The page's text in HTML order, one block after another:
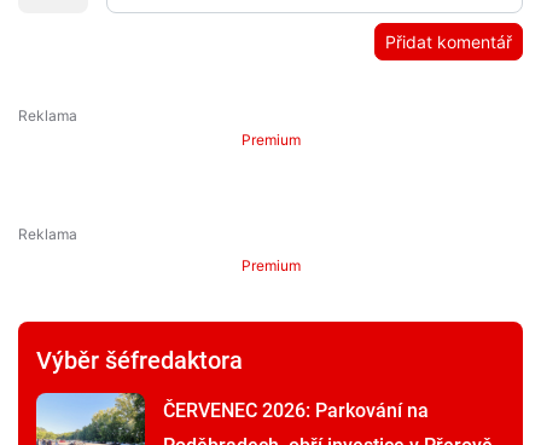
Přidat komentář
Premium
Premium
Výběr šéfredaktora
ČERVENEC 2026: Parkování na